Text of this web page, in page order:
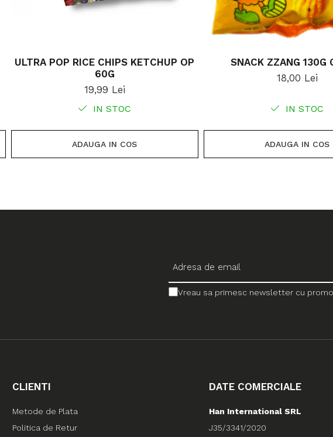
ULTRA POP RICE CHIPS KETCHUP OP
60G
19,99 Lei
IN STOC
ADAUGA IN COS
SNACK ZZANG 130G
18,00 Lei
IN STOC
ADAUGA IN COS
Vreau sa primesc newsletter cu
CLIENTI
Metode de Plata
Politica de Retur
DATE COMERCIALE
Han International SRL
J35/3341/2020